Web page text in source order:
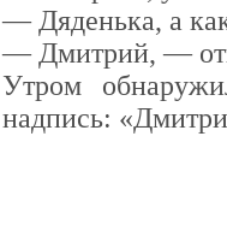
— Дяденька, а как
— Дмитрий, —
Утром
надпись: